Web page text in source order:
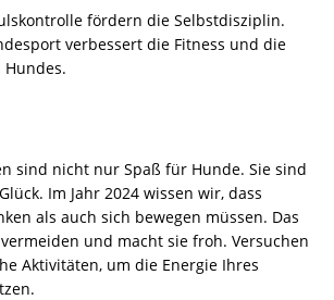
fördern die Selbstdisziplin.
verbessert die Fitness und die
Hundes.
sind nicht nur Spaß für Hunde. Sie sind
Im Jahr 2024 wissen wir, dass
als auch sich bewegen müssen. Das
und macht sie froh. Versuchen
Aktivitäten, um die Energie Ihres